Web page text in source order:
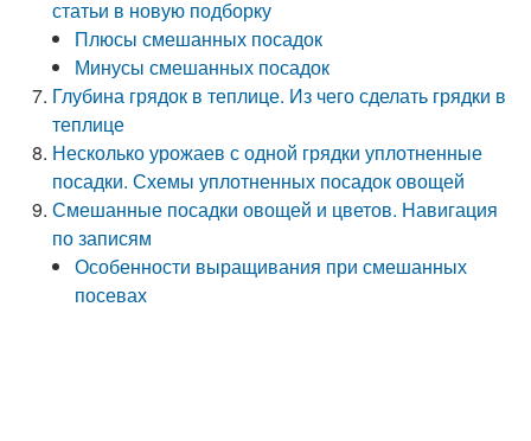
статьи в новую подборку
Плюсы смешанных посадок
Минусы смешанных посадок
Глубина грядок в теплице. Из чего сделать грядки в
теплице
Несколько урожаев с одной грядки уплотненные
посадки. Схемы уплотненных посадок овощей
Смешанные посадки овощей и цветов. Навигация
по записям
Особенности выращивания при смешанных
посевах